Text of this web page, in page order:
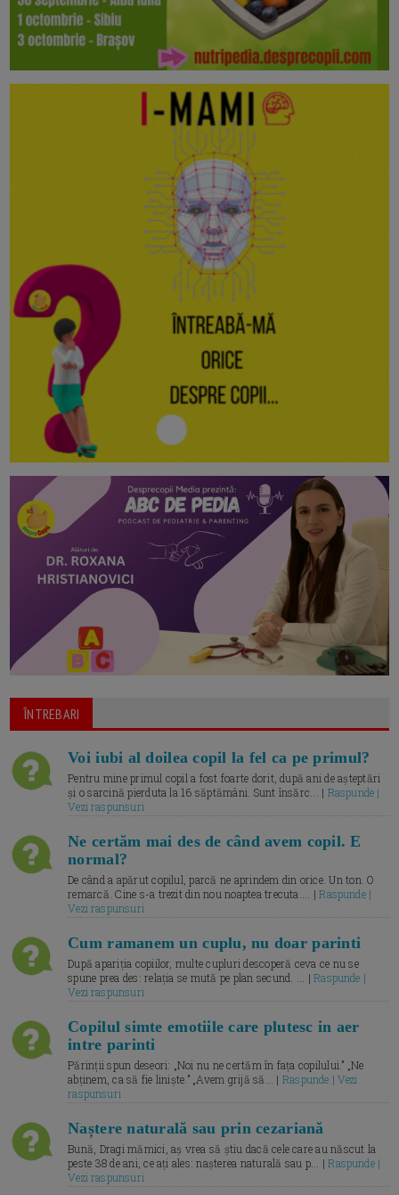
ÎNTREBARI
Voi iubi al doilea copil la fel ca pe primul?
Pentru mine primul copil a fost foarte dorit, după ani de așteptări
și o sarcină pierduta la 16 săptămâni. Sunt însărc... | Raspunde |
Vezi raspunsuri
Ne certăm mai des de când avem copil. E
normal?
De când a apărut copilul, parcă ne aprindem din orice. Un ton. O
remarcă. Cine s-a trezit din nou noaptea trecuta.... |Raspunde |
Vezi raspunsuri
Cum ramanem un cuplu, nu doar parinti
După apariția copiilor, multe cupluri descoperă ceva ce nu se
spune prea des: relația se mută pe plan secund. ... |Raspunde |
Vezi raspunsuri
Copilul simte emotiile care plutesc in aer
intre parinti
Părinții spun deseori: „Noi nu ne certăm în fața copilului.” „Ne
abținem, ca să fie liniște.” „Avem grijă să... | Raspunde | Vezi
raspunsuri
Naștere naturală sau prin cezariană
Bună, Dragi mămici, aș vrea să știu dacă cele care au născut la
peste 38 de ani, ce ați ales: nașterea naturală sau p... |Raspunde |
Vezi raspunsuri